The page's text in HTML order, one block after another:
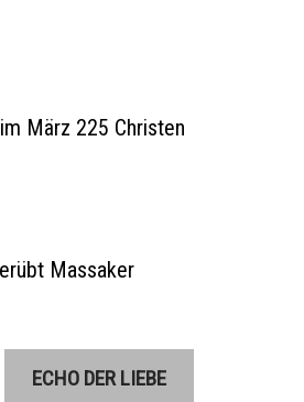
März 225 Christen
Massaker
ECHO DER LIEBE